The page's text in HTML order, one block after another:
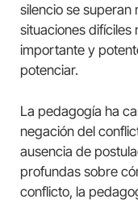
silencio se superan
situaciones difíciles
importante y
potenciar.
La pedagogía ha
negación del
ausencia de
profundas sobre
conflicto, la